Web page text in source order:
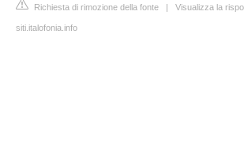
Richiesta di rimozione della fonte | Visualizza la
siti.italofonia.info